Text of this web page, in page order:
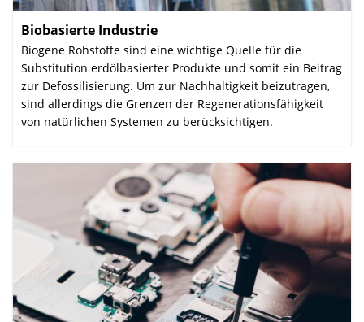
Biobasierte Industrie
Biogene Rohstoffe sind eine wichtige Quelle für die
Substitution erdöl­basierter Produkte und somit ein Beitrag
zur Defossilisierung. Um zur Nachhaltigkeit beizutragen,
sind allerdings die Grenzen der Regenerations­fähigkeit
von natürlichen Systemen zu berücksichtigen.